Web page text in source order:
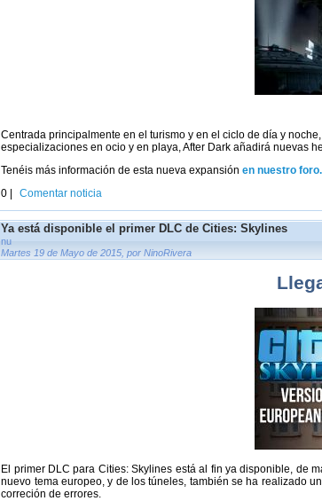
Centrada principalmente en el turismo y en el ciclo de día y
especializaciones en ocio y en playa, After Dark añadirá nuevas
Tenéis más información de esta nueva expansiónen nuestro foro.
0 |
Comentar noticia
Ya está disponible el primer DLC de Cities: Skylines
nu
Martes 19 de Mayo de 2015, por NinoRivera
El primer DLC para Cities: Skylines está al fin ya disponible, de
nuevo tema europeo, y de los túneles, también se ha realizado
correción de errores.